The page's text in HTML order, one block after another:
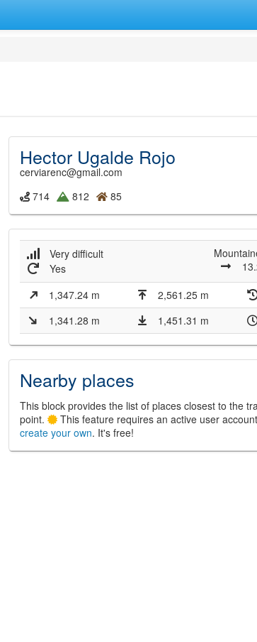
Hector Ugalde Rojo
cerviarenc@gmail.com
714
812 85
Very difficult
Yes
1,347.24 m
2,561.25 m
1,341.28 m
1,451.31 m
Nearby places
This block provides the list of places closest to the
point.
This feature requires an active user
create your own. It's free!